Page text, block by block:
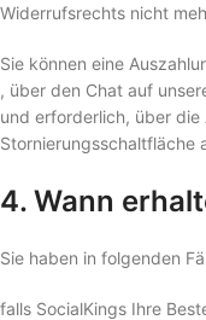
Widerrufsrechts nicht
Sie können eine
, über den Chat auf
und erforderlich, über
Stornierungsschaltfläche
4. Wann
Sie haben in folgenden
falls SocialKings Ihre